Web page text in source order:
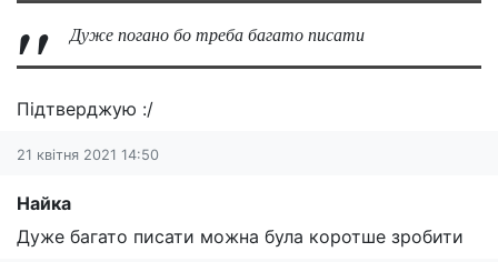
Дуже погано бо треба багато писати
Підтверджую :/
21 квітня 2021 14:50
Найка
Дуже багато писати можна була коротше зробити